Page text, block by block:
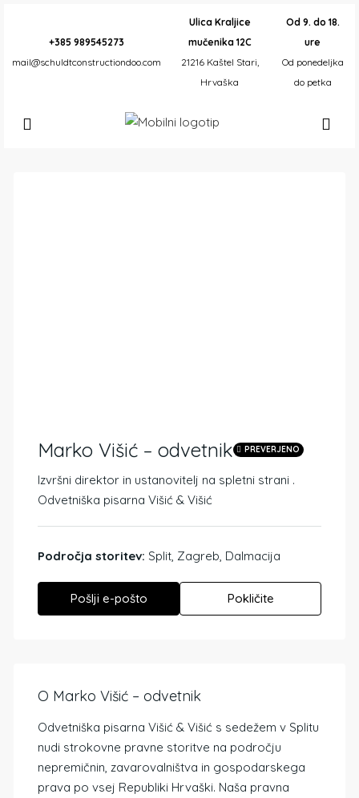
+385 989545273
mail@schuldtconstructiondoo.com
Ulica Kraljice
mučenika 12C
21216 Kaštel Stari,
Hrvaška
Od 9. do 18.
ure
Od ponedeljka
do petka
Marko Višić – odvetnik PREVERJENO
Izvršni direktor in ustanovitelj na spletni strani .
Odvetniška pisarna Višić & Višić
Področja storitev: Split, Zagreb, Dalmacija
Pošlji e-pošto Pokličite
O Marko Višić – odvetnik
Odvetniška pisarna Višić & Višić s sedežem v Splitu
nudi strokovne pravne storitve na področju
nepremičnin, zavarovalništva in gospodarskega
prava po vsej Republiki Hrvaški. Naša pravna